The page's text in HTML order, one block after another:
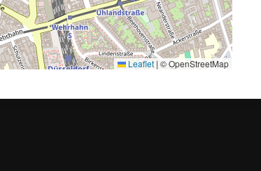
Leaflet | © OpenStreetMap